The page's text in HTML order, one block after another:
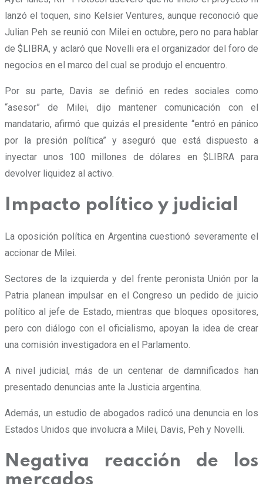
lanzó el toquen, sino Kelsier Ventures, aunque reconoció que
Julian Peh se reunió con Milei en octubre, pero no para hablar
de $LIBRA, y aclaró que Novelli era el organizador del foro de
negocios en el marco del cual se produjo el encuentro.
Por su parte, Davis se definió en redes sociales como
“asesor” de Milei, dijo mantener comunicación con el
mandatario, afirmó que quizás el presidente “entró en pánico
por la presión política” y aseguró que está dispuesto a
inyectar unos 100 millones de dólares en $LIBRA para
devolver liquidez al activo.
Impacto político y judicial
La oposición política en Argentina cuestionó severamente el
accionar de Milei.
Sectores de la izquierda y del frente peronista Unión por la
Patria planean impulsar en el Congreso un pedido de juicio
político al jefe de Estado, mientras que bloques opositores,
pero con diálogo con el oficialismo, apoyan la idea de crear
una comisión investigadora en el Parlamento.
A nivel judicial, más de un centenar de damnificados han
presentado denuncias ante la Justicia argentina.
Además,un estudio de abogados radicó una denuncia en los
Estados Unidos que involucra a Milei, Davis, Peh y Novelli.
Negativa reacción de los
mercados